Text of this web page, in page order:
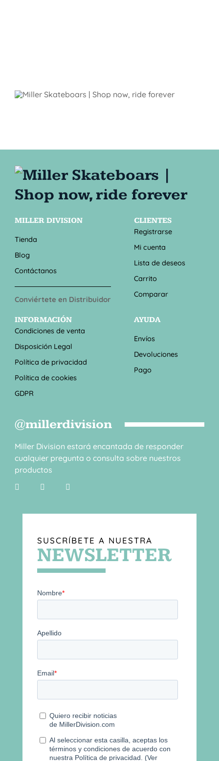
MILLER DIVISION
Tienda
Blog
Contáctanos
Conviértete en Distribuidor
CLIENTES
Registrarse
Mi cuenta
Lista de deseos
Carrito
Comparar
INFORMACIÓN
Condiciones de venta
Disposición Legal
Política de privacidad
Política de cookies
GDPR
AYUDA
Envíos
Devoluciones
Pago
@millerdivision
Miller Division estará encantada de responder
cualquier pregunta o consulta sobre nuestros
productos
SUSCRÍBETE A NUESTRA
NEWSLETTER